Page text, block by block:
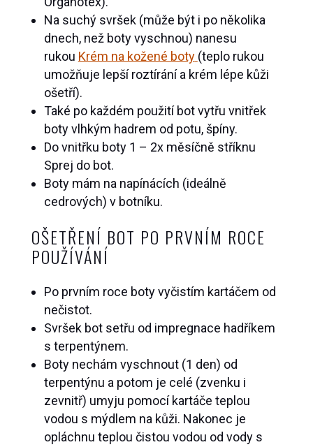
Na suchý svršek (může být i po několika
dnech, než boty vyschnou) nanesu
rukou Krém na kožené boty (teplo rukou
umožňuje lepší roztírání a krém lépe kůži
ošetří).
Také po každém použití bot vytřu vnitřek
boty vlhkým hadrem od potu, špíny.
Do vnitřku boty 1 – 2x měsíčně stříknu
Sprej do bot.
Boty mám na napínácích (ideálně
cedrových) v botníku.
OŠETŘENÍ BOT PO PRVNÍM ROCE
POUŽÍVÁNÍ
Po prvním roce boty vyčistím kartáčem od
nečistot.
Svršek bot setřu od impregnace hadříkem
s terpentýnem.
Boty nechám vyschnout (1 den) od
terpentýnu a potom je celé (zvenku i
zevnitř) umyju pomocí kartáče teplou
vodou s mýdlem na kůži. Nakonec je
opláchnu teplou čistou vodou od vody s